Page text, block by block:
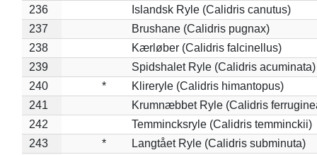
236
Islandsk Ryle (Calidris canutus)
237
Brushane (Calidris pugnax)
238
Kærløber (Calidris falcinellus)
239
Spidshalet Ryle (Calidris acuminata)
240
*
Klireryle (Calidris himantopus)
241
Krumnæbbet Ryle (Calidris
242
Temmincksryle (Calidris temminckii)
243
*
Langtået Ryle (Calidris subminuta)